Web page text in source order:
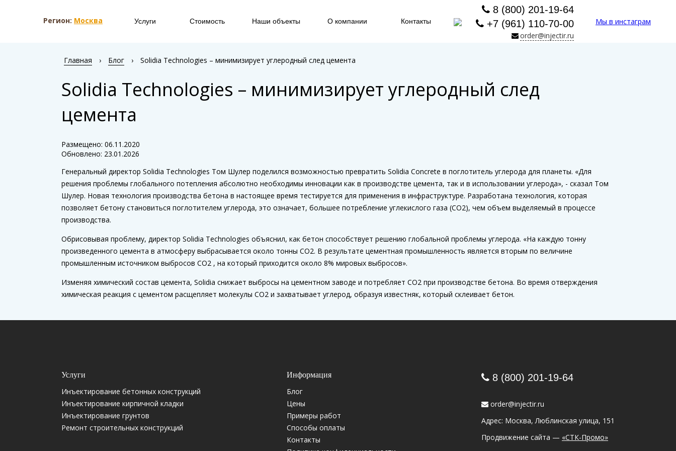
Регион: Москва Услуги Стоимость Наши объекты О компании Контакты
8 (800) 201-19-64
+7 (961) 110-70-00
order@injectir.ru
Мы в инстаграм
Главная › Блог › Solidia Technologies – минимизирует углеродный след цемента
Solidia Technologies – минимизирует углеродный след
цемента
Размещено: 06.11.2020
Обновлено: 23.01.2026
Генеральный директор Solidia Technologies Том Шулер поделился возможностью превратить Solidia Concrete в поглотитель углерода для планеты. «Для
решения проблемы глобального потепления абсолютно необходимы инновации как в производстве цемента, так и в использовании углерода», - сказал Том
Шулер. Новая технология производства бетона в настоящее время тестируется для применения в инфраструктуре. Разработана технология, которая
позволяет бетону становиться поглотителем углерода, это означает, большее потребление углекислого газа (CO2), чем объем выделяемый в процессе
производства.
Обрисовывая проблему, директор Solidia Technologies объяснил, как бетон способствует решению глобальной проблемы углерода. «На каждую тонну
произведенного цемента в атмосферу выбрасывается около тонны CO2. В результате цементная промышленность является вторым по величине
промышленным источником выбросов CO2 , на который приходится около 8% мировых выбросов».
Изменяя химический состав цемента, Solidia снижает выбросы на цементном заводе и потребляет CO2 при производстве бетона. Во время отверждения
химическая реакция с цементом расщепляет молекулы CO2 и захватывает углерод, образуя известняк, который склеивает бетон.
Услуги
Инъектирование бетонных конструкций
Инъектирование кирпичной кладки
Инъектирование грунтов
Ремонт строительных конструкций
Информация
Блог
Цены
Примеры работ
Способы оплаты
Контакты
8 (800) 201-19-64
order@injectir.ru
Адрес: Москва, Люблинская улица, 151
Продвижение сайта — «СТК-Промо»